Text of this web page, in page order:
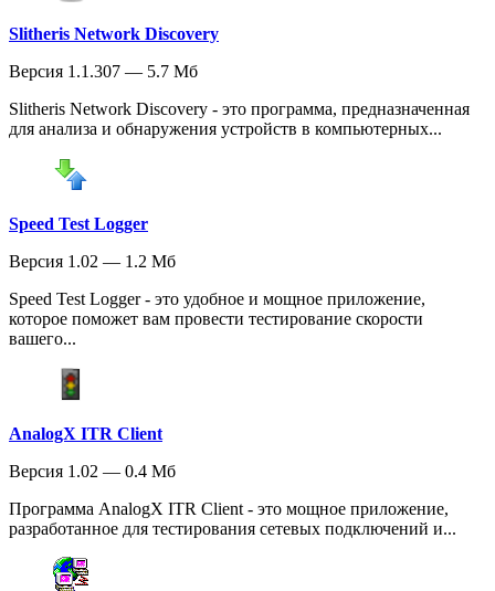
Slitheris Network Discovery
Версия 1.1.307 — 5.7 Мб
Slitheris Network Discovery - это программа, предназначенная
для анализа и обнаружения устройств в компьютерных...
Speed Test Logger
Версия 1.02 — 1.2 Мб
Speed Test Logger - это удобное и мощное приложение,
которое поможет вам провести тестирование скорости
вашего...
AnalogX ITR Client
Версия 1.02 — 0.4 Мб
Программа AnalogX ITR Client - это мощное приложение,
разработанное для тестирования сетевых подключений и...